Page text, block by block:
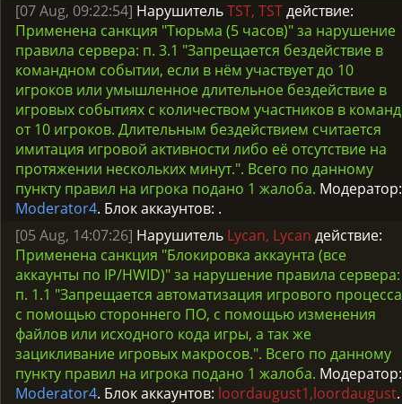
[07 Aug, 09:22:54] НарушительTST, TSTдействие:
Применена санкция "Тюрьма (5 часов)" за нарушение
правила сервера: п. 3.1 "Запрещается бездействие в
командном событии, если в нём участвует до 10
игроков или умышленное длительное бездействие в
игровых событиях с количеством участников в
от 10 игроков. Длительным бездействием считается
имитация игровой активности либо её отсутствие на
протяжении нескольких минут.". Всего по данному
пункту правил на игрока подано 1 жалоба. Модератор:
Moderator4. Блок аккаунтов: .
[05 Aug, 14:07:26] Нарушитель Lycan, Lycan действие:
Применена санкция "Блокировка аккаунта (все
аккаунты по IP/HWID)" за нарушение правила сервера:
п. 1.1 "Запрещается автоматизация игрового процесса
с помощью стороннего ПО, с помощью изменения
файлов или исходного кода игры, а так же
зацикливание игровых макросов.". Всего по данному
пункту правил на игрока подано 1 жалоба. Модератор:
Moderator4. Блок аккаунтов: loordaugust1,loordaugust.